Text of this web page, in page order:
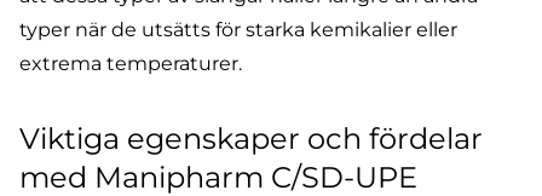
typer när de utsätts för starka kemikalier eller
extrema temperaturer.
Viktiga egenskaper och fördelar
med Manipharm C/SD-UPE